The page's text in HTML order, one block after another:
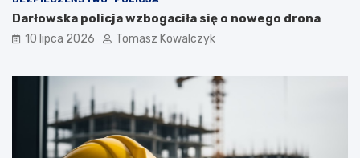
Darłowska policja wzbogaciła się o nowego drona
10 lipca 2026 Tomasz Kowalczyk